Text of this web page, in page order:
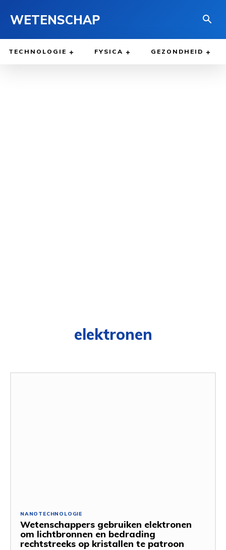
WETENSCHAP
TECHNOLOGIE FYSICA GEZONDHEID
elektronen
NANOTECHNOLOGIE
Wetenschappers gebruiken elektronen
om lichtbronnen en bedrading
rechtstreeks op kristallen te patroon